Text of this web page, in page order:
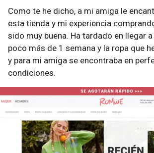
Como te he dicho, a mi amiga le
esta tienda y mi experiencia
sido muy buena. Ha tardado en llegar
poco más de 1 semana y la ropa que
y para mi amiga se encontraba en
condiciones.